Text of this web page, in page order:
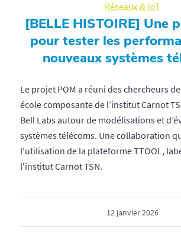
Réseaux & IoT
[BELLE HISTOIRE] Une
pour tester les
nouveaux systèmes
Le projet POM a réuni des chercheurs
école composante de l’institut Carnot
Bell Labs autour de modélisations et
systèmes télécoms. Une collaboration
l'utilisation de la plateforme TTOOL,
l'institut Carnot TSN.
12 janvier 2026